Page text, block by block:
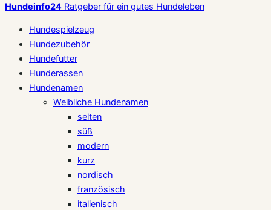
Hundeinfo24 Ratgeber für ein gutes Hundeleben
Hundespielzeug
Hundezubehör
Hundefutter
Hunderassen
Hundenamen
Weibliche Hundenamen
selten
süß
modern
kurz
nordisch
französisch
italienisch